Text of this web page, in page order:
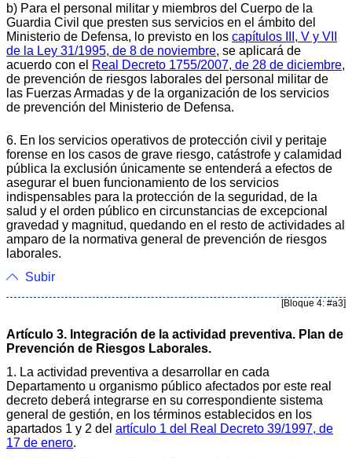
b) Para el personal militar y miembros del Cuerpo de la
Guardia Civil que presten sus servicios en el ámbito del
Ministerio de Defensa, lo previsto en los capítulos III, V y VII
de la Ley 31/1995, de 8 de noviembre, se aplicará de
acuerdo con el Real Decreto 1755/2007, de 28 de diciembre,
de prevención de riesgos laborales del personal militar de
las Fuerzas Armadas y de la organización de los servicios
de prevención del Ministerio de Defensa.
6. En los servicios operativos de protección civil y peritaje
forense en los casos de grave riesgo, catástrofe y calamidad
pública la exclusión únicamente se entenderá a efectos de
asegurar el buen funcionamiento de los servicios
indispensables para la protección de la seguridad, de la
salud y el orden público en circunstancias de excepcional
gravedad y magnitud, quedando en el resto de actividades al
amparo de la normativa general de prevención de riesgos
laborales.
Subir
[Bloque 4: #a3]
Artículo 3. Integración de la actividad preventiva. Plan de
Prevención de Riesgos Laborales.
1. La actividad preventiva a desarrollar en cada
Departamento u organismo público afectados por este real
decreto deberá integrarse en su correspondiente sistema
general de gestión, en los términos establecidos en los
apartados 1 y 2 del artículo 1 del Real Decreto 39/1997, de
17 de enero.